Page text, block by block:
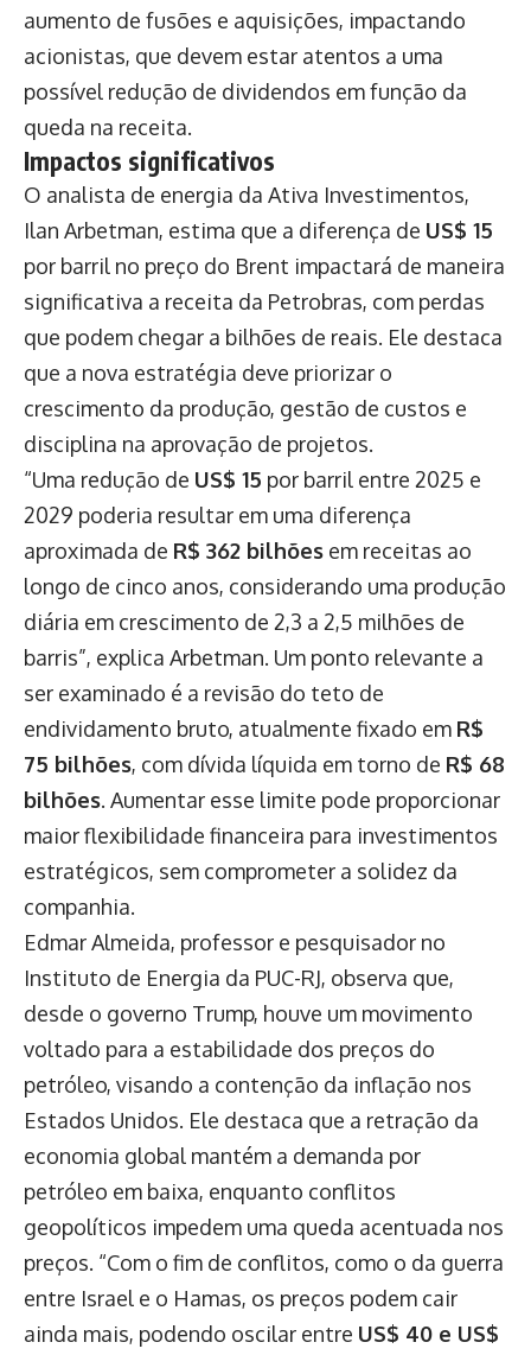
aumento de fusões e aquisições, impactando
acionistas, que devem estar atentos a uma
possível redução de dividendos em função da
queda na receita.
Impactos significativos
O analista de energia da Ativa Investimentos,
Ilan Arbetman, estima que a diferença de US$ 15
por barril no preço do Brent impactará de maneira
significativa a receita da Petrobras, com perdas
que podem chegar a bilhões de reais. Ele destaca
que a nova estratégia deve priorizar o
crescimento da produção, gestão de custos e
disciplina na aprovação de projetos.
“Uma redução de US$ 15 por barril entre 2025 e
2029 poderia resultar em uma diferença
aproximada de R$ 362 bilhões em receitas ao
longo de cinco anos, considerando uma produção
diária em crescimento de 2,3 a 2,5 milhões de
barris”, explica Arbetman. Um ponto relevante a
ser examinado é a revisão do teto de
endividamento bruto, atualmente fixado em R$
75 bilhões, com dívida líquida em torno de R$ 68
bilhões. Aumentar esse limite pode proporcionar
maior flexibilidade financeira para investimentos
estratégicos, sem comprometer a solidez da
companhia.
Edmar Almeida, professor e pesquisador no
Instituto de Energia da PUC-RJ, observa que,
desde o governo Trump, houve um movimento
voltado para a estabilidade dos preços do
petróleo, visando a contenção da inflação nos
Estados Unidos. Ele destaca que a retração da
economia global mantém a demanda por
petróleo em baixa, enquanto conflitos
geopolíticos impedem uma queda acentuada nos
preços. “Com o fim de conflitos, como o da guerra
entre Israel e o Hamas, os preços podem cair
ainda mais, podendo oscilar entre US$ 40 e US$